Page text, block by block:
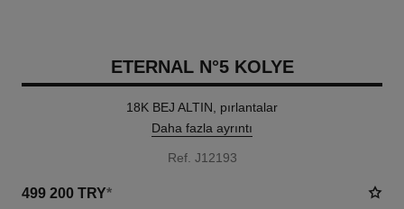
ETERNAL N°5 KOLYE
18K BEJ ALTIN, pırlantalar
Daha fazla ayrıntı
Ref. J12193
499 200 TRY*